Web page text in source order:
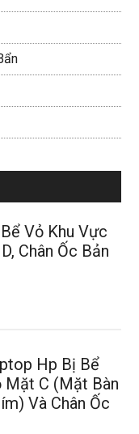
Vỏ Khu Vực
Chân Ốc Bản
Hp Bị Bể
Mặt C (Mặt Bàn
Và Chân Ốc